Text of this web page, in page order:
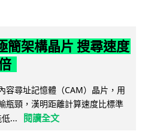
簡架構晶片 搜尋速度
容尋址記憶體（CAM）晶片，用
瓶頸，漢明距離計算速度比標準
...
閱讀全文